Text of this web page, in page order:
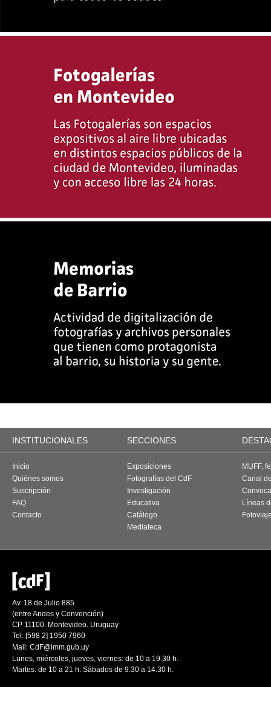
INSTITUCIONALES SECCIONES
Inicio
Quiénes somos
Suscripción
FAQ
Contacto
Exposiciones
Fotografías del CdF
Investigación
Educativa
Catálogo
Mediateca
MUFF,
Canal
Líneas
Av. 18 de Julio 885
(entre Andes y Convención)
CP 11100. Montevideo. Uruguay
Tel: [598 2] 1950 7960
Mail: CdF@imm.gub.uy
Lunes, miércoles, jueves, viernes: de 10 a 19.30 h.
Martes: de 10 a 21 h. Sábados de 9.30 a 14.30 h.